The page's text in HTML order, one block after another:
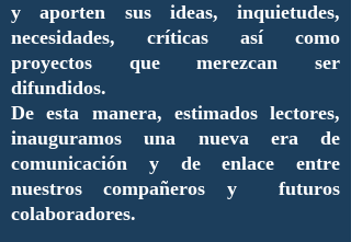
y aporten sus ideas, inquietudes,
necesidades, críticas así como
proyectos que merezcan ser
difundidos.
De esta manera, estimados lectores,
inauguramos una nueva era de
comunicación y de enlace entre
nuestros compañeros y futuros
colaboradores.